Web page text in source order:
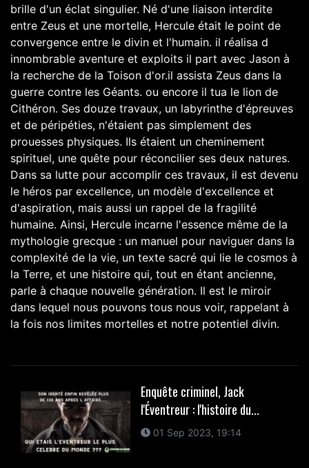
brille d'un éclat singulier. Né d'une liaison interdite
entre Zeus et une mortelle, Hercule était le point de
convergence entre le divin et l'humain. il réalisa d
innombrable aventure et exploits il part avec Jason à
la recherche de la Toison d'or.il assista Zeus dans la
guerre contre les Géants. ou encore il tua le lion de
Cithéron. Ses douze travaux, un labyrinthe d'épreuves
et de péripéties, n'étaient pas simplement des
prouesses physiques. Ils étaient un cheminement
spirituel, une quête pour réconcilier ses deux natures.
Dans sa lutte pour accomplir ces travaux, il est devenu
le héros par excellence, un modèle d'excellence et
d'aspiration, mais aussi un rappel de la fragilité
humaine. Ainsi, Hercule incarne l'essence même de la
mythologie grecque : un manuel pour naviguer dans la
complexité de la vie, un texte sacré qui lie le cosmos à
la Terre, et une histoire qui, tout en étant ancienne,
parle à chaque nouvelle génération. Il est le miroir
dans lequel nous pouvons tous nous voir, rappelant à
la fois nos limites mortelles et notre potentiel divin.
Enquête criminel, Jack
l'Éventreur : l'histoire du...
01 Sep 2023, 19:14